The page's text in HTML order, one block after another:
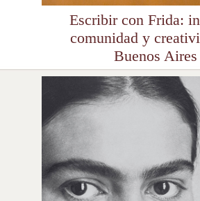
Escribir con Frida:
comunidad y
Buenos Aires